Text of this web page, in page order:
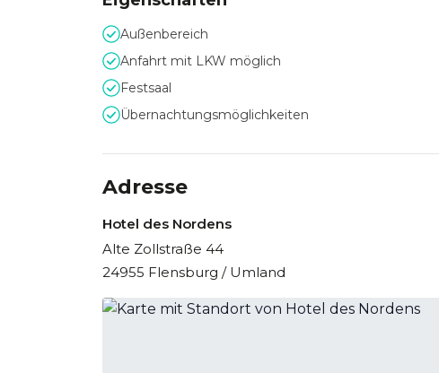
Außenbereich
Anfahrt mit LKW möglich
Festsaal
Übernachtungsmöglichkeiten
Adresse
Hotel des Nordens
Alte Zollstraße 44
24955 Flensburg / Umland